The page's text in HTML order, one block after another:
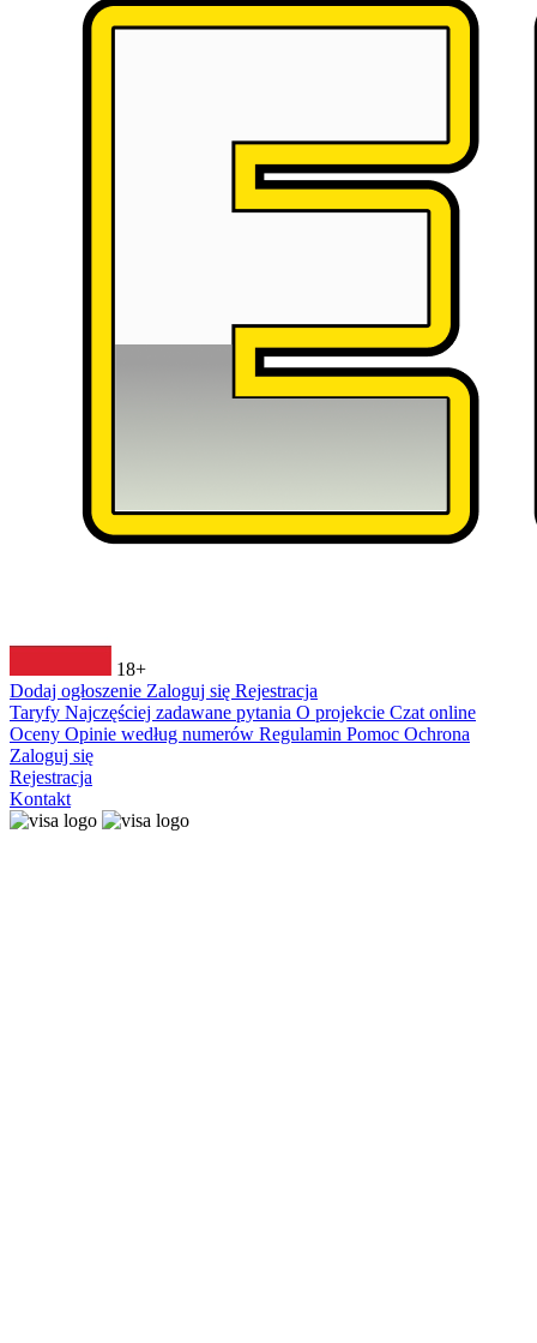
18+
Dodaj ogłoszenie Zaloguj się Rejestracja
Taryfy Najczęściej zadawane pytania O projekcie Czat online
Oceny Opinie według numerów Regulamin Pomoc Ochrona
Zaloguj się
Rejestracja
Kontakt